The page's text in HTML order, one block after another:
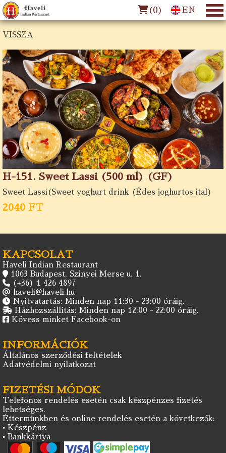
(0) EN
VISSZA
H-151. Sweet Lassi (500 ml) (GF)
Sweet Lassi(Sweet yoghurt drink (Édes joghurtos ital)
2040 FT
KAPCSOLAT
Haveli Indian Restaurant
1063 Budapest, Szinyei Merse u. 1.
(+36) 1 426 4897
haveli@haveli.hu
Nyitvatartás: Minden nap 11:30 - 23:00 óráig.
Házhozszállítás: Minden nap 12:00 - 22:00 óráig.
Kövess minket Facebook-on
INFORMÁCIÓK
Általános szerződési feltételek
Adatvédelmi nyilatkozat
FIZETÉSI MÓDOK
Telefonos rendelés esetén csak készpénzes fizetés
lehetséges.
Éttermünkben és online rendelés esetén a következők:
• Készpénz
• Bankkártya